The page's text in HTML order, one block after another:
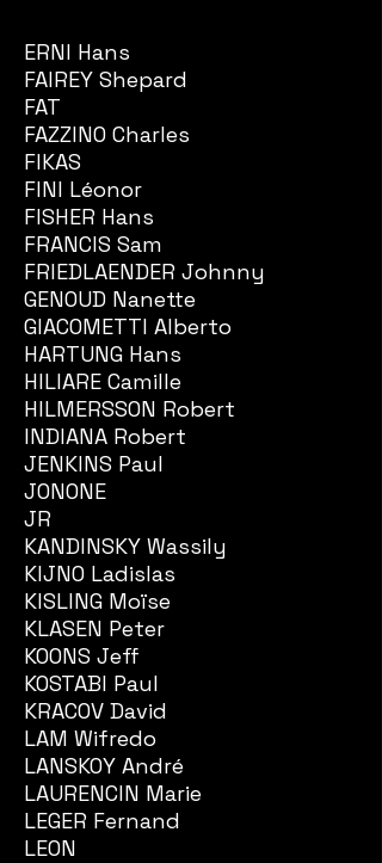
ERNI Hans
FAIREY Shepard
FAT
FAZZINO Charles
FIKAS
FINI Léonor
FISHER Hans
FRANCIS Sam
FRIEDLAENDER Johnny
GENOUD Nanette
GIACOMETTI Alberto
HARTUNG Hans
HILIARE Camille
HILMERSSON Robert
INDIANA Robert
JENKINS Paul
JONONE
JR
KANDINSKY Wassily
KIJNO Ladislas
KISLING Moïse
KLASEN Peter
KOONS Jeff
KOSTABI Paul
KRACOV David
LAM Wifredo
LANSKOY André
LAURENCIN Marie
LEGER Fernand
LEON